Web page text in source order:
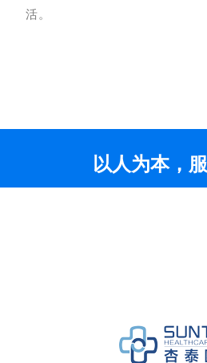
活。
以人为本，